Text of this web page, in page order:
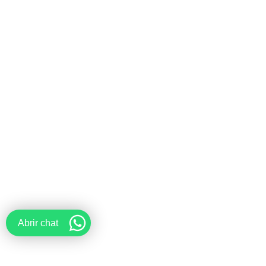
Abrir chat